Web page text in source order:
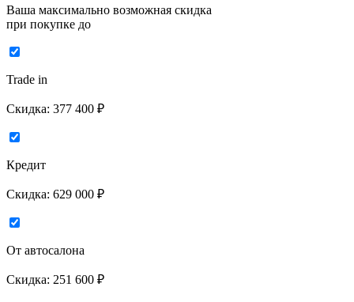
Ваша максимально возможная скидка
при покупке до
Trade in
Скидка: 377 400 ₽
Кредит
Скидка: 629 000 ₽
От автосалона
Скидка: 251 600 ₽